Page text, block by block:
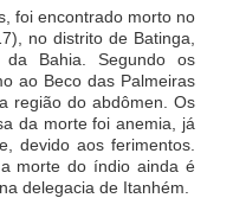
foi encontrado morto no
no distrito de Batinga,
Bahia. Segundo os
ao Beco das Palmeiras
região do abdômen. Os
da morte foi anemia, já
devido aos ferimentos.
morte do índio ainda é
delegacia de Itanhém.